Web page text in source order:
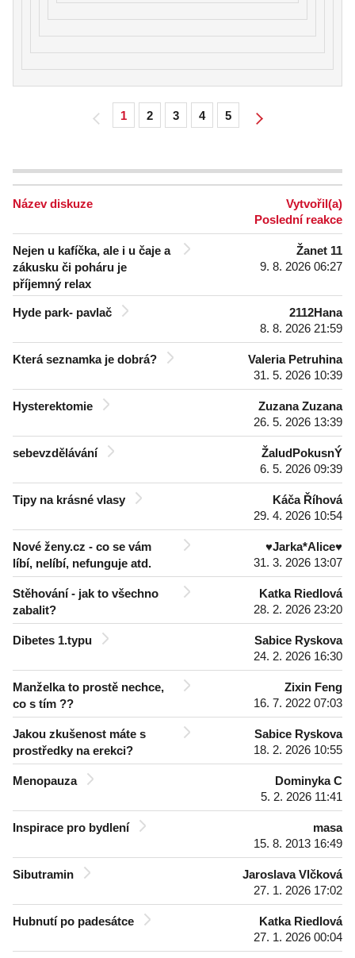
1 2 3 4 5
Název diskuze
Vytvořil(a)
Poslední reakce
Nejen u kafíčka, ale i u čaje a
zákusku či poháru je
příjemný relax
Žanet 11
9. 8. 2026 06:27
Hyde park- pavlač
2112Hana
8. 8. 2026 21:59
Která seznamka je dobrá?
Valeria Petruhina
31. 5. 2026 10:39
Hysterektomie
Zuzana Zuzana
26. 5. 2026 13:39
sebevzdělávání
ŽaludPokusnÝ
6. 5. 2026 09:39
Tipy na krásné vlasy
Káča Říhová
29. 4. 2026 10:54
Nové ženy.cz - co se vám
líbí, nelíbí, nefunguje atd.
♥Jarka*Alice♥
31. 3. 2026 13:07
Stěhování - jak to všechno
zabalit?
Katka Riedlová
28. 2. 2026 23:20
Dibetes 1.typu
Sabice Ryskova
24. 2. 2026 16:30
Manželka to prostě nechce,
co s tím ??
Zixin Feng
16. 7. 2022 07:03
Jakou zkušenost máte s
prostředky na erekci?
Sabice Ryskova
18. 2. 2026 10:55
Menopauza
Dominyka C
5. 2. 2026 11:41
Inspirace pro bydlení
masa
15. 8. 2013 16:49
Sibutramin
Jaroslava Vlčková
27. 1. 2026 17:02
Hubnutí po padesátce
Katka Riedlová
27. 1. 2026 00:04